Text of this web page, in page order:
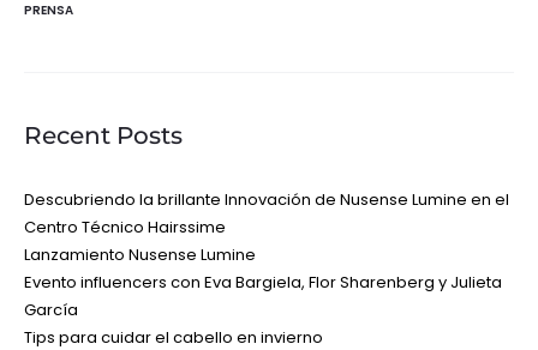
PRENSA
Recent Posts
Descubriendo la brillante Innovación de Nusense Lumine en el
Centro Técnico Hairssime
Lanzamiento Nusense Lumine
Evento influencers con Eva Bargiela, Flor Sharenberg y Julieta
García
Tips para cuidar el cabello en invierno